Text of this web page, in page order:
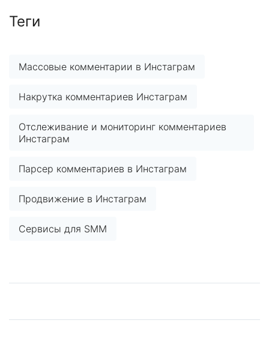
Теги
Массовые комментарии в Инстаграм
Накрутка комментариев Инстаграм
Отслеживание и мониторинг комментариев
Инстаграм
Парсер комментариев в Инстаграм
Продвижение в Инстаграм
Сервисы для SMM